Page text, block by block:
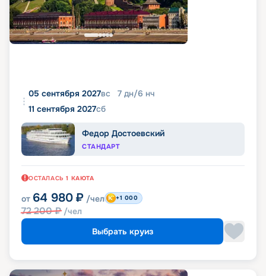
05 сентября 2027вс 7 дн/6 нч
11 сентября 2027сб
Федор Достоевский
СТАНДАРТ
ОСТАЛАСЬ 1 КАЮТА
от 64 980 ₽ /чел
72 200₽ /чел
+1 000
Выбрать круиз